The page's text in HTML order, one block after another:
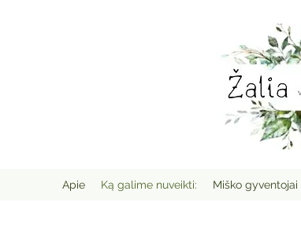
Apie Ką galime nuveikti: Miško gyventojai